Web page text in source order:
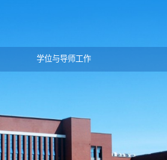
学位与导师工作